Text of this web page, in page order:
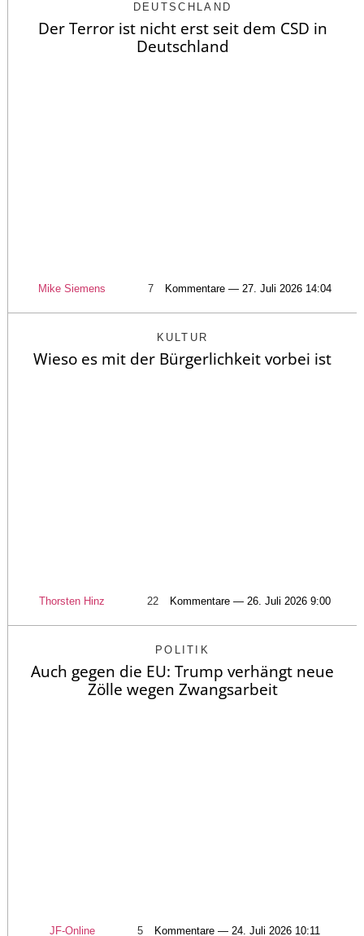
DEUTSCHLAND
Der Terror ist nicht erst seit dem CSD in
Deutschland
Mike Siemens 7 Kommentare — 27. Juli 2026 14:04
KULTUR
Wieso es mit der Bürgerlichkeit vorbei ist
Thorsten Hinz 22 Kommentare — 26. Juli 2026 9:00
POLITIK
Auch gegen die EU: Trump verhängt neue
Zölle wegen Zwangsarbeit
JF-Online 5 Kommentare — 24. Juli 2026 10:11